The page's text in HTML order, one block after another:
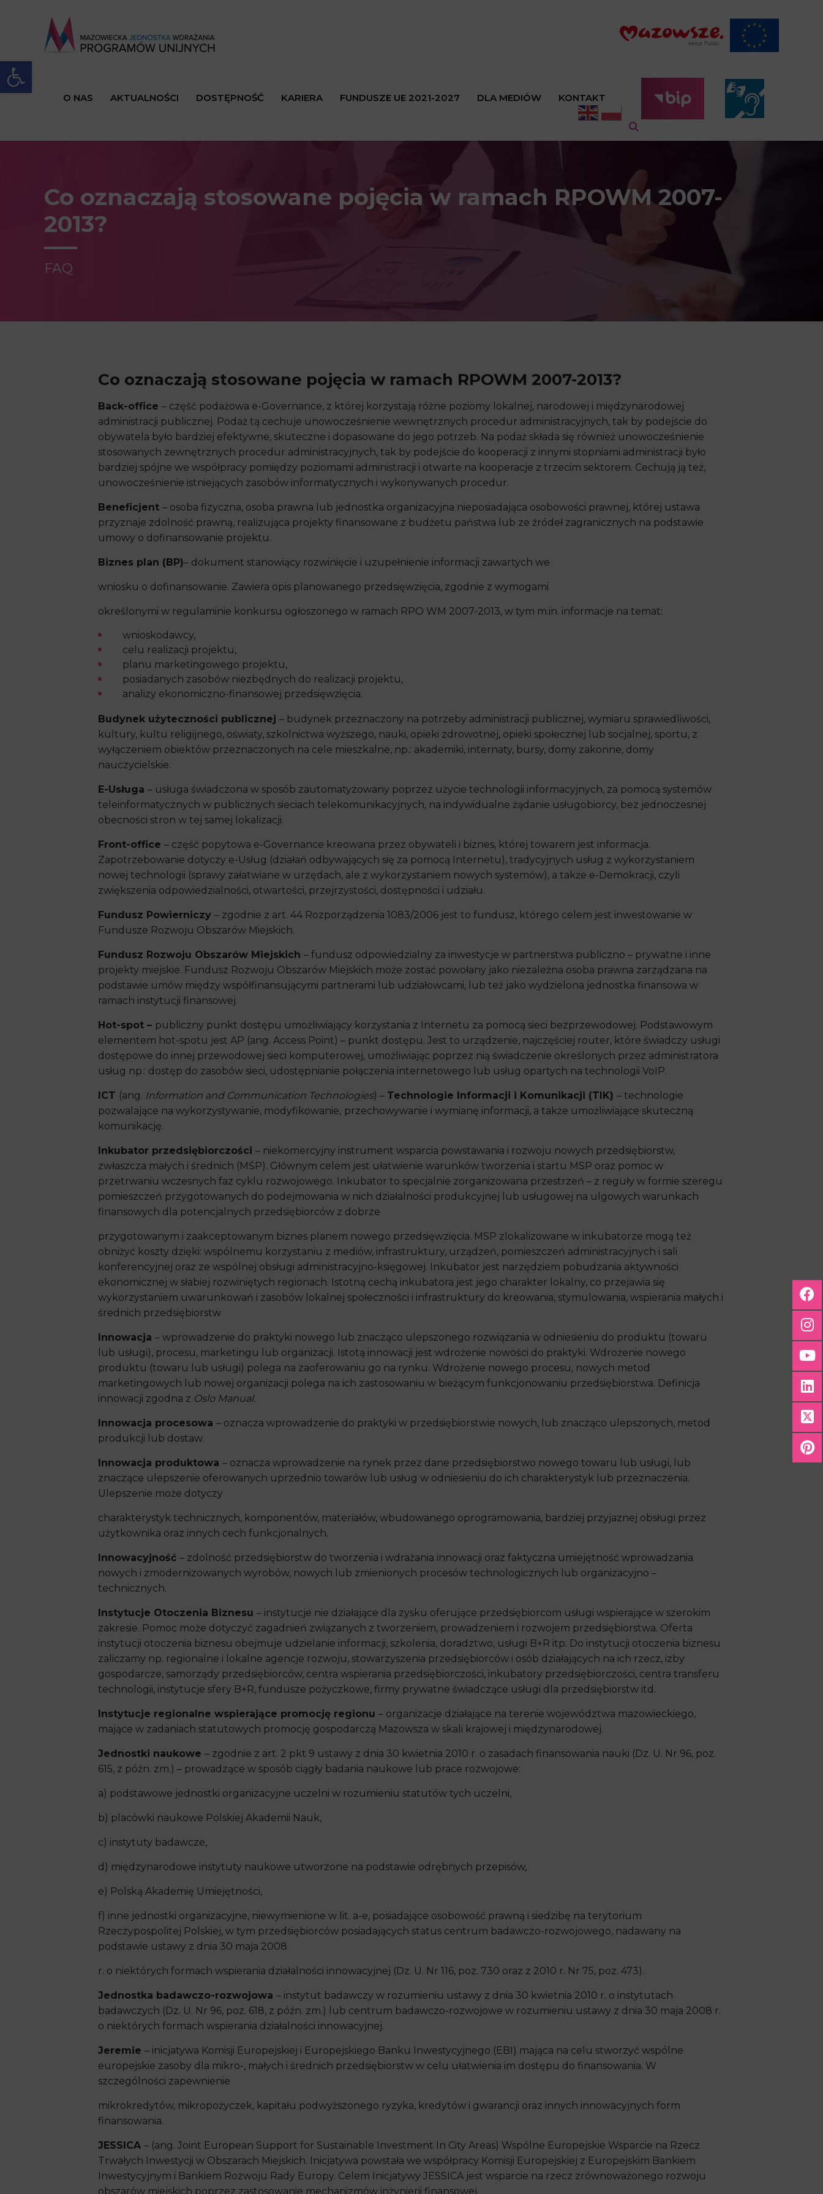
Open toolbar
O NAS AKTUALNOŚCI DOSTĘPNOŚĆ KARIERA FUNDUSZE UE 2021-2027 DLA MEDIÓW KONTAKT
Co oznaczają stosowane pojęcia w ramach RPOWM 2007-
2013?
FAQ
Co oznaczają stosowane pojęcia w ramach RPOWM 2007-2013?
Back-office – część podażowa e-Governance, z której korzystają różne poziomy lokalnej, narodowej i międzynarodowej
administracji publicznej. Podaż tą cechuje unowocześnienie wewnętrznych procedur administracyjnych, tak by podejście do
obywatela było bardziej efektywne, skuteczne i dopasowane do jego potrzeb. Na podaż składa się również unowocześnienie
stosowanych zewnętrznych procedur administracyjnych, tak by podejście do kooperacji z innymi stopniami administracji było
bardziej spójne we współpracy pomiędzy poziomami administracji i otwarte na kooperacje z trzecim sektorem. Cechują ją też,
unowocześnienie istniejących zasobów informatycznych i wykonywanych procedur.
Beneficjent – osoba fizyczna, osoba prawna lub jednostka organizacyjna nieposiadająca osobowości prawnej, której ustawa
przyznaje zdolność prawną, realizująca projekty finansowane z budżetu państwa lub ze źródeł zagranicznych na podstawie
umowy o dofinansowanie projektu.
Biznes plan (BP)– dokument stanowiący rozwinięcie i uzupełnienie informacji zawartych we
wniosku o dofinansowanie. Zawiera opis planowanego przedsięwzięcia, zgodnie z wymogami
określonymi w regulaminie konkursu ogłoszonego w ramach RPO WM 2007-2013, w tym m.in. informacje na temat:
wnioskodawcy,
celu realizacji projektu,
planu marketingowego projektu,
posiadanych zasobów niezbędnych do realizacji projektu,
analizy ekonomiczno-finansowej przedsięwzięcia.
Budynek użyteczności publicznej – budynek przeznaczony na potrzeby administracji publicznej, wymiaru sprawiedliwości,
kultury, kultu religijnego, oświaty, szkolnictwa wyższego, nauki, opieki zdrowotnej, opieki społecznej lub socjalnej, sportu, z
wyłączeniem obiektów przeznaczonych na cele mieszkalne, np.: akademiki, internaty, bursy, domy zakonne, domy
nauczycielskie.
E-Usługa – usługa świadczona w sposób zautomatyzowany poprzez użycie technologii informacyjnych, za pomocą systemów
teleinformatycznych w publicznych sieciach telekomunikacyjnych, na indywidualne żądanie usługobiorcy, bez jednoczesnej
obecności stron w tej samej lokalizacji.
Front-office – część popytowa e-Governance kreowana przez obywateli i biznes, której towarem jest informacja.
Zapotrzebowanie dotyczy e-Usług (działań odbywających się za pomocą Internetu), tradycyjnych usług z wykorzystaniem
nowej technologii (sprawy załatwiane w urzędach, ale z wykorzystaniem nowych systemów), a także e-Demokracji, czyli
zwiększenia odpowiedzialności, otwartości, przejrzystości, dostępności i udziału.
Fundusz Powierniczy – zgodnie z art. 44 Rozporządzenia 1083/2006 jest to fundusz, którego celem jest inwestowanie w
Fundusze Rozwoju Obszarów Miejskich.
Fundusz Rozwoju Obszarów Miejskich – fundusz odpowiedzialny za inwestycje w partnerstwa publiczno – prywatne i inne
projekty miejskie. Fundusz Rozwoju Obszarów Miejskich może zostać powołany jako niezależna osoba prawna zarządzana na
podstawie umów między współfinansującymi partnerami lub udziałowcami, lub też jako wydzielona jednostka finansowa w
ramach instytucji finansowej.
Hot-spot – publiczny punkt dostępu umożliwiający korzystania z Internetu za pomocą sieci bezprzewodowej. Podstawowym
elementem hot-spotu jest AP (ang. Access Point) – punkt dostępu. Jest to urządzenie, najczęściej router, które świadczy usługi
dostępowe do innej przewodowej sieci komputerowej, umożliwiając poprzez nią świadczenie określonych przez administratora
usług np.: dostęp do zasobów sieci, udostępnianie połączenia internetowego lub usług opartych na technologii VoIP.
ICT (ang. Information and Communication Technologies) – Technologie Informacji i Komunikacji (TIK) – technologie
pozwalające na wykorzystywanie, modyfikowanie, przechowywanie i wymianę informacji, a także umożliwiające skuteczną
komunikację.
Inkubator przedsiębiorczości – niekomercyjny instrument wsparcia powstawania i rozwoju nowych przedsiębiorstw,
zwłaszcza małych i średnich (MŚP). Głównym celem jest ułatwienie warunków tworzenia i startu MSP oraz pomoc w
przetrwaniu wczesnych faz cyklu rozwojowego. Inkubator to specjalnie zorganizowana przestrzeń – z reguły w formie szeregu
pomieszczeń przygotowanych do podejmowania w nich działalności produkcyjnej lub usługowej na ulgowych warunkach
finansowych dla potencjalnych przedsiębiorców z dobrze
przygotowanym i zaakceptowanym biznes planem nowego przedsięwzięcia. MSP zlokalizowane w inkubatorze mogą też
obniżyć koszty dzięki: wspólnemu korzystaniu z mediów, infrastruktury, urządzeń, pomieszczeń administracyjnych i sali
konferencyjnej oraz ze wspólnej obsługi administracyjno-księgowej. Inkubator jest narzędziem pobudzania aktywności
ekonomicznej w słabiej rozwiniętych regionach. Istotną cechą inkubatora jest jego charakter lokalny, co przejawia się
wykorzystaniem uwarunkowań i zasobów lokalnej społeczności i infrastruktury do kreowania, stymulowania, wspierania małych i
średnich przedsiębiorstw
Innowacja – wprowadzenie do praktyki nowego lub znacząco ulepszonego rozwiązania w odniesieniu do produktu (towaru
lub usługi), procesu, marketingu lub organizacji. Istotą innowacji jest wdrożenie nowości do praktyki. Wdrożenie nowego
produktu (towaru lub usługi) polega na zaoferowaniu go na rynku. Wdrożenie nowego procesu, nowych metod
marketingowych lub nowej organizacji polega na ich zastosowaniu w bieżącym funkcjonowaniu przedsiębiorstwa. Definicja
innowacji zgodna z Oslo Manual.
Innowacja procesowa – oznacza wprowadzenie do praktyki w przedsiębiorstwie nowych, lub znacząco ulepszonych, metod
produkcji lub dostaw.
Innowacja produktowa – oznacza wprowadzenie na rynek przez dane przedsiębiorstwo nowego towaru lub usługi, lub
znaczące ulepszenie oferowanych uprzednio towarów lub usług w odniesieniu do ich charakterystyk lub przeznaczenia.
Ulepszenie może dotyczy
charakterystyk technicznych, komponentów, materiałów, wbudowanego oprogramowania, bardziej przyjaznej obsługi przez
użytkownika oraz innych cech funkcjonalnych.
Innowacyjność – zdolność przedsiębiorstw do tworzenia i wdrażania innowacji oraz faktyczna umiejętność wprowadzania
nowych i zmodernizowanych wyrobów, nowych lub zmienionych procesów technologicznych lub organizacyjno –
technicznych.
Instytucje Otoczenia Biznesu – instytucje nie działające dla zysku oferujące przedsiębiorcom usługi wspierające w szerokim
zakresie. Pomoc może dotyczyć zagadnień związanych z tworzeniem, prowadzeniem i rozwojem przedsiębiorstwa. Oferta
instytucji otoczenia biznesu obejmuje udzielanie informacji, szkolenia, doradztwo, usługi B+R itp. Do instytucji otoczenia biznesu
zaliczamy np. regionalne i lokalne agencje rozwoju, stowarzyszenia przedsiębiorców i osób działających na ich rzecz, izby
gospodarcze, samorządy przedsiębiorców, centra wspierania przedsiębiorczości, inkubatory przedsiębiorczości, centra transferu
technologii, instytucje sfery B+R, fundusze pożyczkowe, firmy prywatne świadczące usługi dla przedsiębiorstw itd.
Instytucje regionalne wspierające promocję regionu – organizacje działające na terenie województwa mazowieckiego,
mające w zadaniach statutowych promocję gospodarczą Mazowsza w skali krajowej i międzynarodowej.
Jednostki naukowe – zgodnie z art. 2 pkt 9 ustawy z dnia 30 kwietnia 2010 r. o zasadach finansowania nauki (Dz. U. Nr 96, poz.
615, z późn. zm.) – prowadzące w sposób ciągły badania naukowe lub prace rozwojowe:
a) podstawowe jednostki organizacyjne uczelni w rozumieniu statutów tych uczelni,
b) placówki naukowe Polskiej Akademii Nauk,
c) instytuty badawcze,
d) międzynarodowe instytuty naukowe utworzone na podstawie odrębnych przepisów,
e) Polską Akademię Umiejętności,
f) inne jednostki organizacyjne, niewymienione w lit. a-e, posiadające osobowość prawną i siedzibę na terytorium
Rzeczypospolitej Polskiej, w tym przedsiębiorców posiadających status centrum badawczo-rozwojowego, nadawany na
podstawie ustawy z dnia 30 maja 2008
r. o niektórych formach wspierania działalności innowacyjnej (Dz. U. Nr 116, poz. 730 oraz z 2010 r. Nr 75, poz. 473).
Jednostka badawczo-rozwojowa – instytut badawczy w rozumieniu ustawy z dnia 30 kwietnia 2010 r. o instytutach
badawczych (Dz. U. Nr 96, poz. 618, z późn. zm.) lub centrum badawczo-rozwojowe w rozumieniu ustawy z dnia 30 maja 2008 r.
o niektórych formach wspierania działalności innowacyjnej.
Jeremie – inicjatywa Komisji Europejskiej i Europejskiego Banku Inwestycyjnego (EBI) mająca na celu stworzyć wspólne
europejskie zasoby dla mikro-, małych i średnich przedsiębiorstw w celu ułatwienia im dostępu do finansowania. W
szczególności zapewnienie
mikrokredytów, mikropożyczek, kapitału podwyższonego ryzyka, kredytów i gwarancji oraz innych innowacyjnych form
finansowania.
JESSICA – (ang. Joint European Support for Sustainable Investment In City Areas) Wspólne Europejskie Wsparcie na Rzecz
Trwałych Inwestycji w Obszarach Miejskich. Inicjatywa powstała we współpracy Komisji Europejskiej z Europejskim Bankiem
Inwestycyjnym i Bankiem Rozwoju Rady Europy. Celem Inicjatywy JESSICA jest wsparcie na rzecz zrównoważonego rozwoju
obszarów miejskich poprzez zastosowanie mechanizmów inżynierii finansowej.